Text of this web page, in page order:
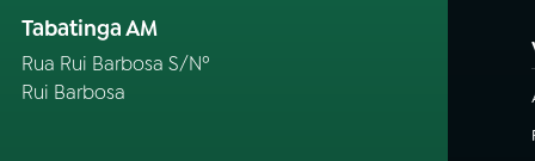
Tabatinga AM
Rua Rui Barbosa S/Nº
Rui Barbosa